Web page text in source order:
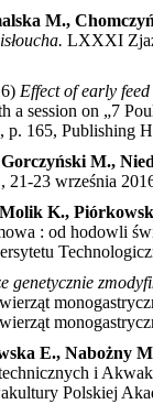
M.,
LXXXI
Effect of early
a session on „7
p. 165,
M.,
23 września
K.,
: od hodowli
genetycznie
E., Nabożny
i
Polskiej